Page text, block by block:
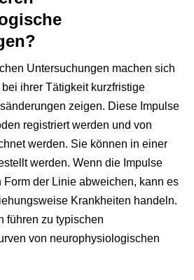
Untersuchungen machen sich
ihrer Tätigkeit kurzfristige
zeigen. Diese Impulse
registriert werden und von
werden. Sie können in einer
werden. Wenn die Impulse
der Linie abweichen, kann es
Krankheiten handeln.
führen zu typischen
von neurophysiologischen